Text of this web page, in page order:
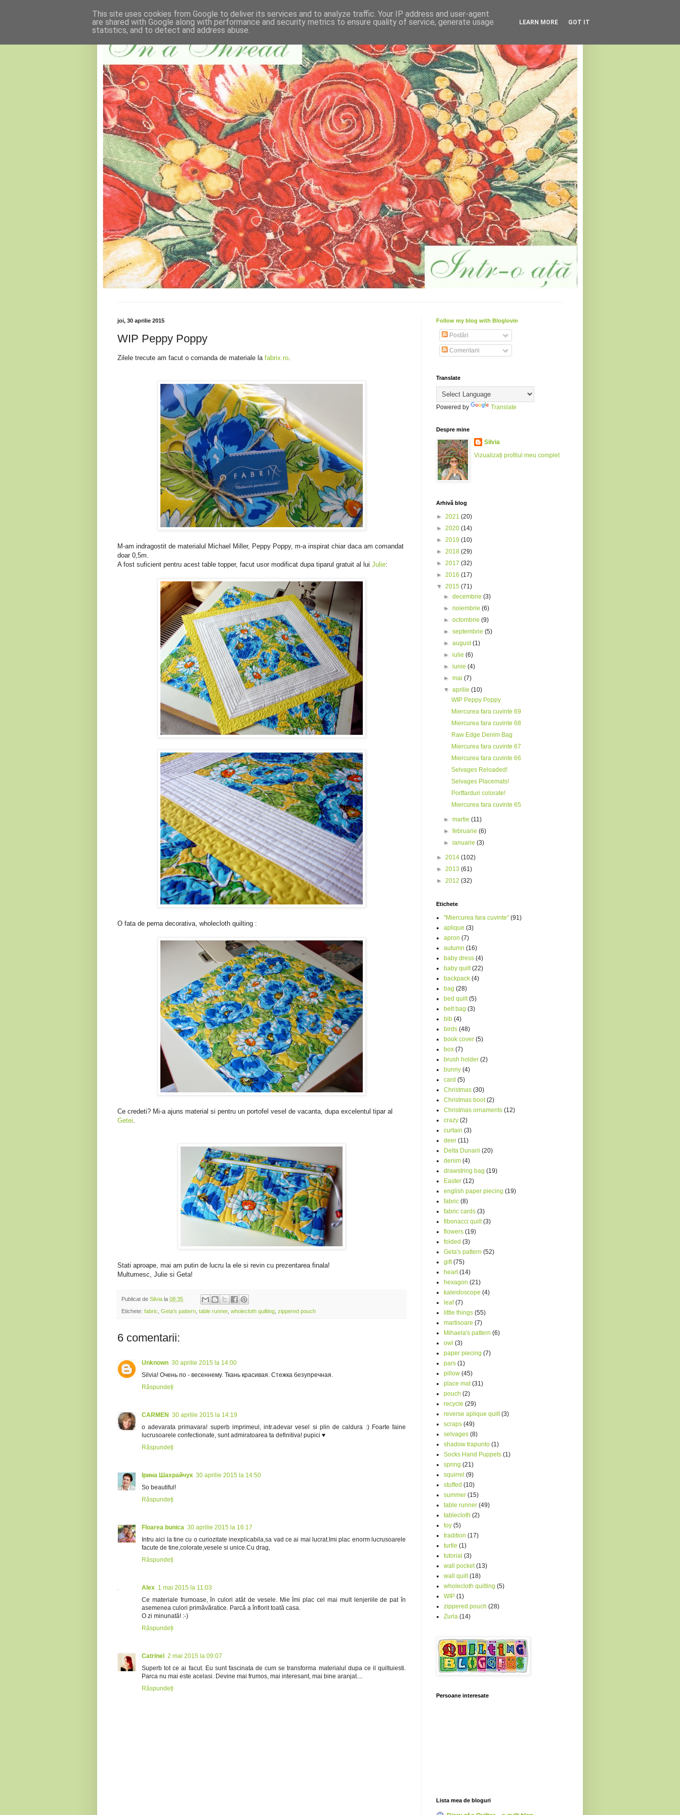
joi, 30 aprilie 2015
WIP Peppy Poppy
Zilele trecute am facut o comanda de materiale la fabrix.ro
M-am indragostit de materialul Michael Miller, Peppy Poppy, m-a inspirat chiar daca am comandat
doar 0,5m.
A fost suficient pentru acest table topper, facut usor modificat dupa tiparul gratuit al lui Julie:
O fata de perna decorativa, wholecloth quilting :
Ce credeti? Mi-a ajuns material si pentru un portofel vesel de vacanta, dupa excelentul tipar al
Getei
Stati aproape, mai am putin de lucru la ele si revin cu prezentarea finala!
Multumesc, Julie si Geta!
Publicat de Silvia la 08:35
Etichete: fabric Geta's pattern table runner, wholecloth quilting zippered pouch
6 comentarii:
Unknown 30 aprilie 2015 la 14:00
Silvia! Очень по - весеннему. Ткань красивая. Стежка безупречная.
Răspundeți
CARMEN 30 aprilie 2015 la 14:19
o adevarata primavara! superb imprimeul, intr.adevar vesel si plin de caldura :) Foarte faine
lucrusoarele confectionate, sunt admiratoarea ta definitiva! pupici ♥
Răspundeți
Ірина Шахрайчук 30 aprilie 2015 la 14:50
So beautiful!
Răspundeți
Floarea bunica 30 aprilie 2015 la 16:17
Intru aici la tine cu o curiozitate inexplicabila,sa vad ce ai mai lucrat.Imi plac enorm lucrusoarele
facute de tine,colorate,vesele si unice.Cu drag,
Răspundeți
Alex 1 mai 2015 la 11:03
Ce materiale frumoase, în culori atât de vesele. Mie îmi plac cel mai mult lenjeriile de pat în
asemenea culori primăvăratice. Parcă a înflorit toată casa.
O zi minunată! :-)
Răspundeți
Catrinel
2 mai 2015 la 09:07
Superb tot ce ai facut. Eu sunt fascinata de cum se transforma materialul dupa ce il quiltuiesti.
Parca nu mai este acelasi. Devine mai frumos, mai interesant, mai bine aranjat....
Răspundeți
Follow my blog with Bloglovin
Postări
Comentarii
Translate
Powered by Translate
Despre mine
Silvia
Vizualizați profilul meu complet
Arhivă blog
► 2021 (20)
► 2020 (14)
► 2019 (10)
► 2018 (29)
► 2017 (32)
► 2016 (17)
▼ 2015 (71)
►decembrie(3)
►noiembrie(6)
►octombrie(9)
►septembrie(5)
►august(1)
►iulie(6)
►iunie(4)
►mai(7)
▼aprilie(10)
WIP Peppy Poppy
Miercurea fara cuvinte 69
Miercurea fara cuvinte 68
Raw Edge Denim Bag
Miercurea fara cuvinte 67
Miercurea fara cuvinte 66
Selvages Reloaded!
Selvages Placemats!
Portfarduri colorate!
Miercurea fara cuvinte 65
►martie(11)
►februarie(6)
►ianuarie(3)
► 2014 (102)
► 2013 (61)
► 2012 (32)
Etichete
"Miercurea fara cuvinte" (91)
aplique (3)
apron (7)
autumn (16)
baby dress (4)
baby quilt (22)
backpack (4)
bag (28)
bed quilt (5)
belt bag (3)
bib (4)
birds (48)
book cover (5)
box (7)
brush holder (2)
bunny (4)
card (5)
Christmas (30)
Christmas boot (2)
Christmas ornaments (12)
crazy (2)
curtain (3)
deer (11)
Delta Dunarii (20)
denim (4)
drawstring bag (19)
Easter (12)
english paper piecing (19)
fabric (8)
fabric cards (3)
fibonacci quilt (3)
flowers (19)
folded (3)
Geta's pattern (52)
gift (75)
heart (14)
hexagon (21)
kaleidoscope (4)
leaf (7)
little things (55)
martisoare (7)
Mihaela's pattern (6)
owl (3)
paper piecing (7)
pars (1)
pillow (45)
place mat (31)
pouch (2)
recycle (29)
reverse aplique quilt (3)
scraps (49)
selvages (8)
shadow trapunto (1)
Socks Hand Puppets (1)
spring (21)
squirrel (9)
stuffed (10)
summer (15)
table runner (49)
tablecloth (2)
toy (5)
tradition (17)
turtle (1)
tutorial (3)
wall pocket (13)
wall quilt (18)
wholecloth quilting (5)
WIP (1)
zippered pouch (28)
Zurla (14)
Persoane interesate
Lista mea de bloguri
This site uses cookies from Google to deliver its services and to analyze traffic. Your IP address and user-agent
are shared with Google along with performance and security metrics to ensure quality of service, generate usage
statistics, and to detect and address abuse.
LEARN MORE GOT IT